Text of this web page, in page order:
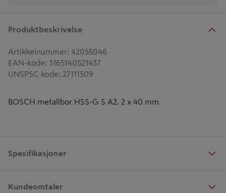
Produktbeskrivelse
Artikkelnummer: 42055046
EAN-kode: 3165140521437
UNSPSC kode: 27111509
BOSCH metallbor HSS-G S A2. 2 x 40 mm.
Spesifikasjoner
Kundeomtaler